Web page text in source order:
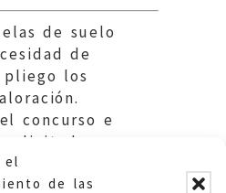
el
de las
de suelo
de
los
concurso e
licitadores.
Calatayud.